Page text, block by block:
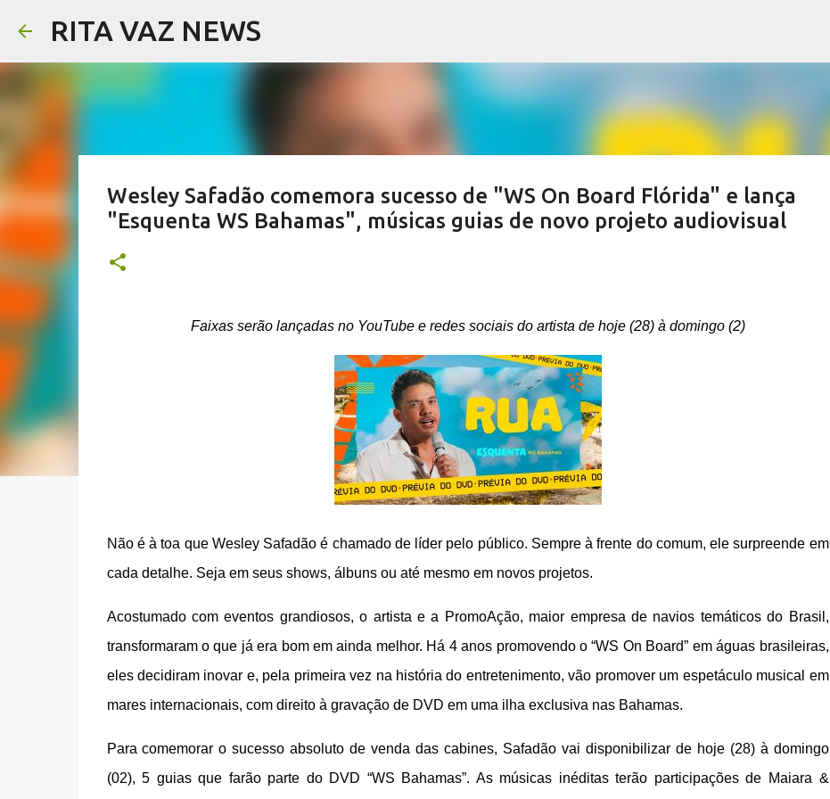
RITA VAZ NEWS
Wesley Safadão comemora sucesso de "WS On Board Flórida" e lança
"Esquenta WS Bahamas", músicas guias de novo projeto audiovisual
Faixas serão lançadas no YouTube e redes sociais do artista de hoje (28) à domingo (2)
Não é à toa que Wesley Safadão é chamado de líder pelo público. Sempre à frente do comum, ele surpreende em
cada detalhe. Seja em seus shows, álbuns ou até mesmo em novos projetos.
Acostumado com eventos grandiosos, o artista e a PromoAção, maior empresa de navios temáticos do Brasil,
transformaram o que já era bom em ainda melhor. Há 4 anos promovendo o “WS On Board” em águas brasileiras,
eles decidiram inovar e, pela primeira vez na história do entretenimento, vão promover um espetáculo musical em
mares internacionais, com direito à gravação de DVD em uma ilha exclusiva nas Bahamas.
Para comemorar o sucesso absoluto de venda das cabines, Safadão vai disponibilizar de hoje (28) à domingo
(02), 5 guias que farão parte do DVD “WS Bahamas”. As músicas inéditas terão participações de Maiara &